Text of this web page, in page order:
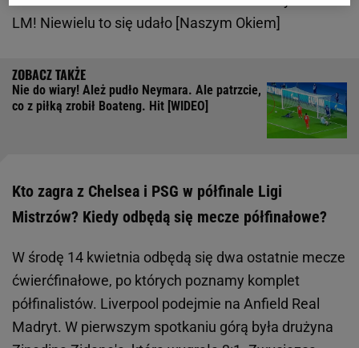
LM! Niewielu to się udało [Naszym Okiem]
Nie do wiary! Ależ pudło Neymara. Ale patrzcie,
co z piłką zrobił Boateng. Hit [WIDEO]
Kto zagra z Chelsea i PSG w półfinale Ligi
Mistrzów? Kiedy odbędą się mecze półfinałowe?
W środę 14 kwietnia odbędą się dwa ostatnie mecze
ćwierćfinałowe, po których poznamy komplet
półfinalistów. Liverpool podejmie na Anfield Real
Madryt. W pierwszym spotkaniu górą była drużyna